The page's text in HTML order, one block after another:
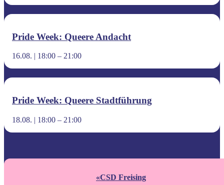
Pride Week: Queere Andacht
16.08. | 18:00 – 21:00
Pride Week: Queere Stadtführung
18.08. | 18:00 – 21:00
«CSD Freising